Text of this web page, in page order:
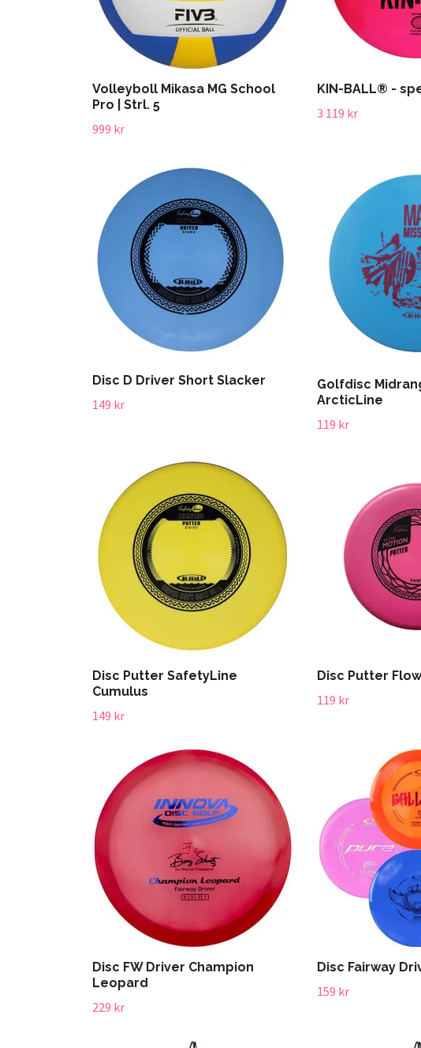
Volleyboll Mikasa MG School
Pro | Strl. 5
999 kr
KIN-BALL® -
3 119 kr
Disc D Driver Short Slacker
149 kr
Golfdisc
ArcticLine
119 kr
Disc Putter SafetyLine
Cumulus
149 kr
Disc Putter
119 kr
Disc FW Driver Champion
Leopard
229 kr
Disc Fairway
159 kr